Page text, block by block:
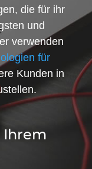
die für ihr
und
verwenden
für
Kunden in
Ihrem